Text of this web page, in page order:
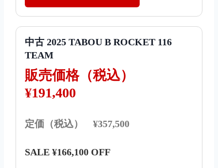
中古 2025 TABOU B ROCKET 116
TEAM
販売価格（税込）
¥191,400
定価（税込） ¥357,500
SALE ¥166,100 OFF